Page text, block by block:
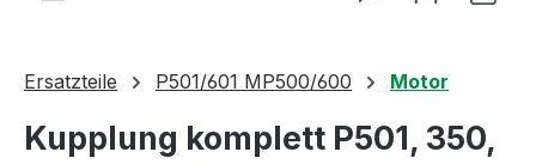
Ersatzteile P501/601 MP500/600 Motor
Kupplung komplett P501, 350,